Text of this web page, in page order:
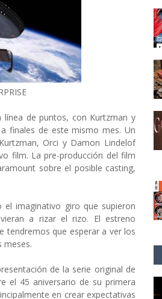
de puntos, con Kurtzman y
finales de este mismo mes. Un
Orci y Damon Lindelof
film. La pre-producción del film
sobre el posible casting,
imaginativo giro que supieron
a rizar el rizo. El estreno
tendremos que esperar a ver los
meses.
de la serie original de
el 45 aniversario de su primera
en crear expectativas